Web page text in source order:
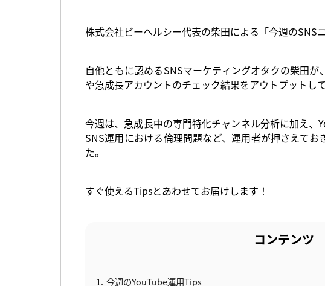
株式会社ビーヘルシー代表の柴田による「今週のSNSニ
自他ともに認めるSNSマーケティングオタクの柴田
や急成長アカウントのチェック結果をアウトプットし
今週は、急成長中の専門特化チャンネル分析に加え
SNS運用における倫理問題など、運用者が押さえて
た。
すぐ使えるTipsとあわせてお届けします！
コンテンツ
1 今週のYouTube運用Tips